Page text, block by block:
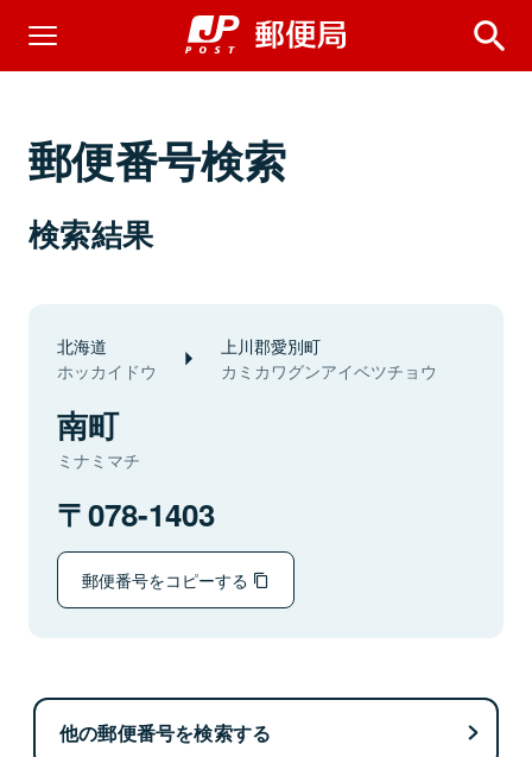
郵便番号検索
検索結果
北海道
ホッカイドウ
上川郡愛別町
カミカワグンアイベツチョウ
南町
ミナミマチ
078-1403
郵便番号をコピーする
他の郵便番号を検索する